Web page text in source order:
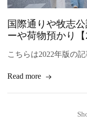
国際通りや牧志
ーや荷物預かり【
こちらは2022年版の
Read more